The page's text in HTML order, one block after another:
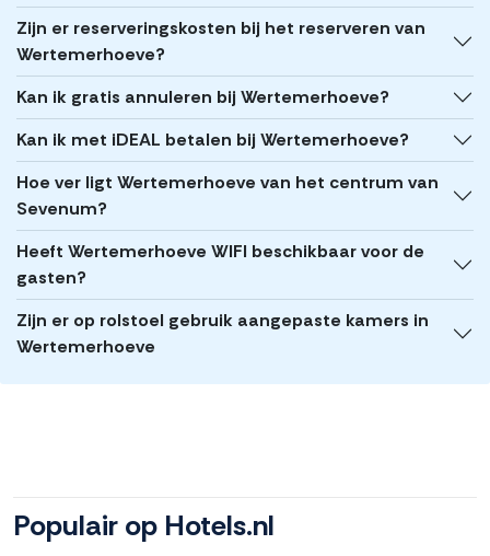
Zijn er reserveringskosten bij het reserveren van
Wertemerhoeve?
Kan ik gratis annuleren bij Wertemerhoeve?
Kan ik met iDEAL betalen bij Wertemerhoeve?
Hoe ver ligt Wertemerhoeve van het centrum van
Sevenum?
Heeft Wertemerhoeve WIFI beschikbaar voor de
gasten?
Zijn er op rolstoel gebruik aangepaste kamers in
Wertemerhoeve
Populair op Hotels.nl